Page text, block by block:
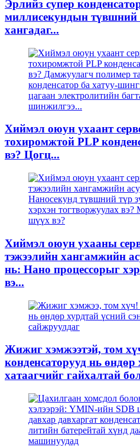
Эрлийз супер
миллисекундын түвшний
хангадаг...
Хиймэл оюун ухаант
тохиромжтой PLP
вэ? Цогц...
Хиймэл оюун ухааны
тэжээлийн хангамжийн
нь: Нано процессорыг
вэ...
Жижиг хэмжээтэй, том
конденсаторууд нь өндөр
хатаагчийг гайхалтай